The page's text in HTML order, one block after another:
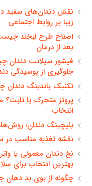
نقش دندان‌های سفید در
زیبا بر روابط اجتماعی
اصلاح طرح لبخند
بعد از درمان
فیشور سیلانت دندان
جلوگیری از پوسیدگی
تکنیک باندینگ
پروتز متحرک یا ثابت؟
انتخاب
بلیچینگ دندان؛
نقشه تغذیه مناسب در
نخ دندان معمولی یا
بهترین انتخاب برای
چگونه از بوی بد دهان